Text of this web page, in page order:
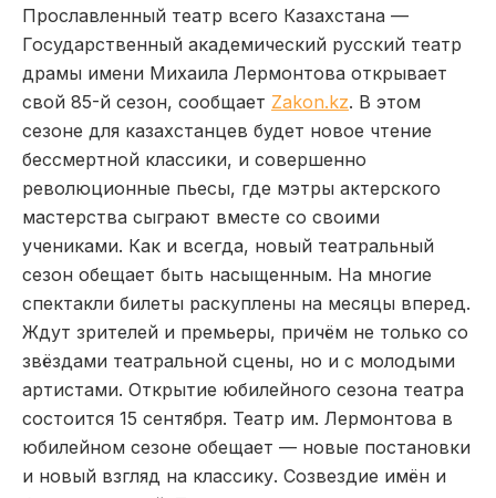
Прославленный театр всего Казахстана —
Государственный академический русский театр
драмы имени Михаила Лермонтова открывает
свой 85-й сезон, сообщает Zakon.kz. В этом
сезоне для казахстанцев будет новое чтение
бессмертной классики, и совершенно
революционные пьесы, где мэтры актерского
мастерства сыграют вместе со своими
учениками. Как и всегда, новый театральный
сезон обещает быть насыщенным. На многие
спектакли билеты раскуплены на месяцы вперед.
Ждут зрителей и премьеры, причём не только со
звёздами театральной сцены, но и с молодыми
артистами. Открытие юбилейного сезона театра
состоится 15 сентября. Театр им. Лермонтова в
юбилейном сезоне обещает — новые постановки
и новый взгляд на классику. Созвездие имён и